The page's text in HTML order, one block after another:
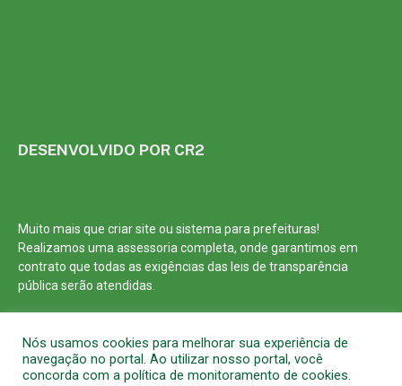
DESENVOLVIDO POR CR2
Muito mais que criar site ou sistema para prefeituras!
Realizamos uma assessoria completa, onde garantimos em
contrato que todas as exigências das leis de transparência
pública serão atendidas.
Nós usamos cookies para melhorar sua experiência de
navegação no portal. Ao utilizar nosso portal, você
concorda com a política de monitoramento de cookies.